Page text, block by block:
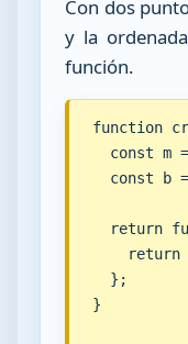
Con dos
y la
función.
function
const m
const b
return
return
  };
}